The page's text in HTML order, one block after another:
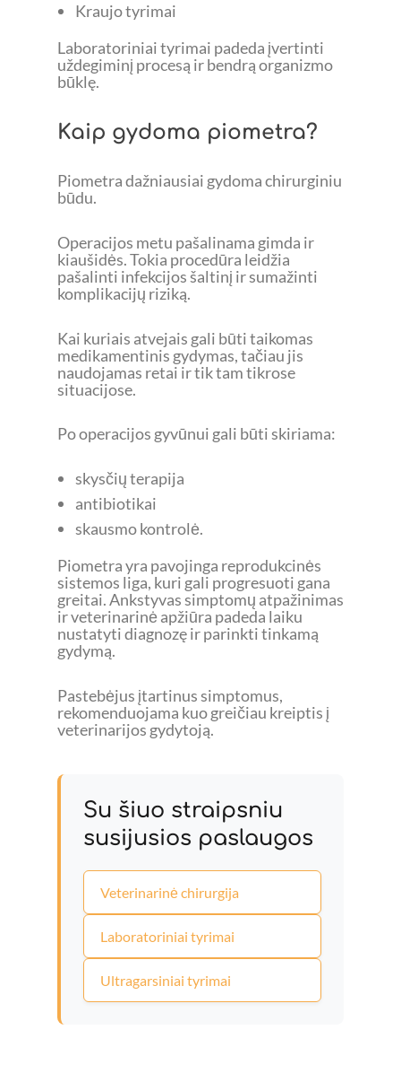
Kraujo tyrimai
Laboratoriniai tyrimai padeda įvertinti
uždegiminį procesą ir bendrą organizmo
būklę.
Kaip gydoma piometra?
Piometra dažniausiai gydoma chirurginiu
būdu.
Operacijos metu pašalinama gimda ir
kiaušidės. Tokia procedūra leidžia
pašalinti infekcijos šaltinį ir sumažinti
komplikacijų riziką.
Kai kuriais atvejais gali būti taikomas
medikamentinis gydymas, tačiau jis
naudojamas retai ir tik tam tikrose
situacijose.
Po operacijos gyvūnui gali būti skiriama:
skysčių terapija
antibiotikai
skausmo kontrolė.
Piometra yra pavojinga reprodukcinės
sistemos liga, kuri gali progresuoti gana
greitai. Ankstyvas simptomų atpažinimas
ir veterinarinė apžiūra padeda laiku
nustatyti diagnozę ir parinkti tinkamą
gydymą.
Pastebėjus įtartinus simptomus,
rekomenduojama kuo greičiau kreiptis į
veterinarijos gydytoją.
Su šiuo straipsniu
susijusios paslaugos
Veterinarinė chirurgija
Laboratoriniai tyrimai
Ultragarsiniai tyrimai